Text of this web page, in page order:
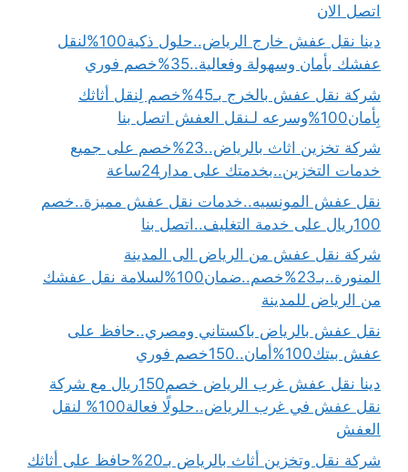
اتصل الان
دينا نقل عفش خارج الرياض..حلول ذكية100%لنقل
عفشك بأمان وسهولة وفعالية..35%خصم فوري
شركة نقل عفش بالخرج بـ45%خصم لِنقل أثاثك
بِأمان100%وسرعه لـنقل العفش اتصل بنا
شركة تخزين اثاث بالرياض..23%خصم على جميع
خدمات التخزين..بخدمتك على مدار24ساعة
نقل عفش المونسيه..خدمات نقل عفش مميزة..خصم
100ريال على خدمة التغليف..اتصل بنا
شركة نقل عفش من الرياض الى المدينة
المنورة..بـ23%خصم..ضمان100%لسلامة نقل عفشك
من الرياض للمدينة
نقل عفش بالرياض باكستاني ومصري..حافظ على
عفش بيتك100%أمان..150خصم فوري
دينا نقل عفش غرب الرياض خصم150ريال مع شركة
نقل عفش في غرب الرياض..حلولًا فعالة100% لنقل
العفش
شركة نقل وتخزين أثاث بالرياض بـ20%حافظ على أثاثك